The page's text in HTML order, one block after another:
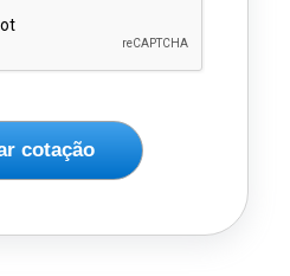
cotação